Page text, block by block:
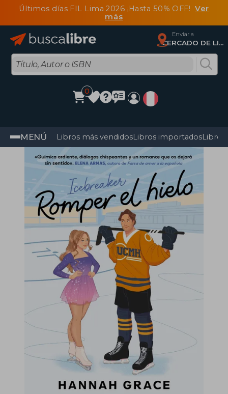
Últimos días FIL Lima 2026 ¡Hasta 50% OFF!Ver
más
Enviar a
CERCADO DE LIMA, Lima
0
MENÚ Libros más vendidosLibros importadosLibros